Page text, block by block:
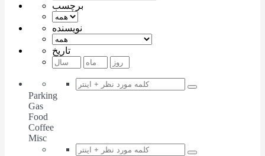
برچسب
نویسنده
تاریخ
Parking
Gas
Food
Coffee
Misc